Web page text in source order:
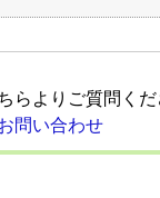
らよりご質問くだ